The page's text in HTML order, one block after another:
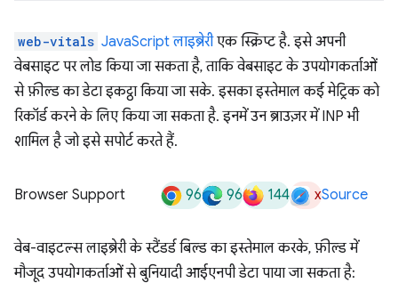
web-vitals JavaScript लाइब्रेरीएक स्क्रिप्ट है. इसे अपनी
वेबसाइट पर लोड किया जा सकता है, ताकि वेबसाइट के उपयोगकर्ताओं
से फ़ील्ड का डेटा इकट्ठा किया जा सके. इसका इस्तेमाल कई मेट्रिक को
रिकॉर्ड करने के लिए किया जा सकता है. इनमें उन ब्राउज़र में INP भी
शामिल है जो इसे सपोर्ट करते हैं.
Browser Support 96 96 144 xSource
वेब-वाइटल्स लाइब्रेरी के स्टैंडर्ड बिल्ड का इस्तेमाल करके, फ़ील्ड में
मौजूद उपयोगकर्ताओं से बुनियादी आईएनपी डेटा पाया जा सकता है: